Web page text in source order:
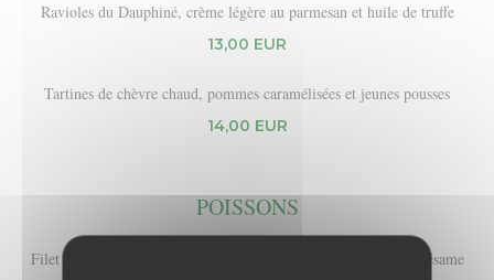
Ravioles du Dauphiné, crème légère au parmesan et huile de truffe
13,00 EUR
Tartines de chèvre chaud, pommes caramélisées et jeunes pousses
14,00 EUR
POISSONS
Filet de lieu jaune rôti, nouilles chinoises sautées sauce soja et sésame